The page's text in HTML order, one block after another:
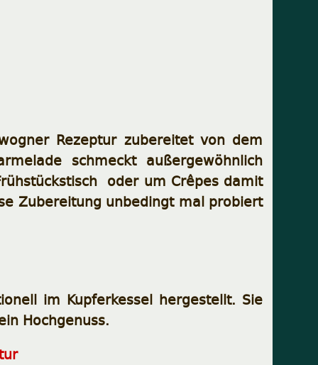
Rezeptur zubereitet von dem
schmeckt außergewöhnlich
oder um Crêpes damit
Zubereitung unbedingt mal probiert
im Kupferkessel hergestellt. Sie
Hochgenuss.